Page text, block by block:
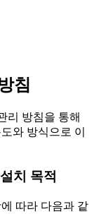
침
리 방침을 통해
와 방식으로 이
치 목적
따라 다음과 같